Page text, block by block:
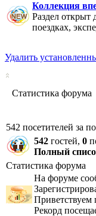
Коллекция
Раздел открыт
поездках,
Удалить
Статистика форума
542 посетителей за
542 гостей, 0
Полный
Статистика форума
На форуме
Приветствуем
Рекорд